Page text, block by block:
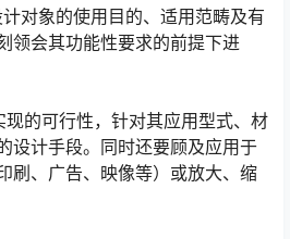
对象的使用目的、适用范畴及有
领会其功能性要求的前提下进
的可行性，针对其应用型式、材
设计手段。同时还要顾及应用于
刷、广告、映像等）或放大、缩